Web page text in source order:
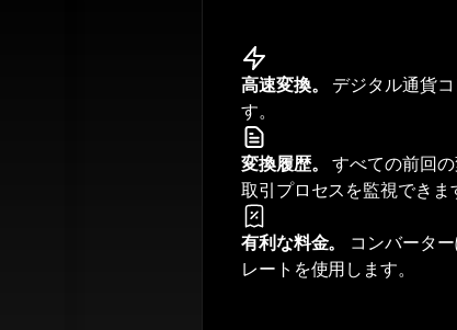
高速変換。
デジタル通貨
す。
変換履歴。
すべての前回
取引プロセスを監視できま
有利な料金。
コンバータ
レートを使用します。